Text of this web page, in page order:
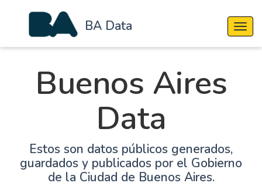
BA Data
Buenos Aires
Data
Estos son datos públicos generados,
guardados y publicados por el Gobierno
de la Ciudad de Buenos Aires.